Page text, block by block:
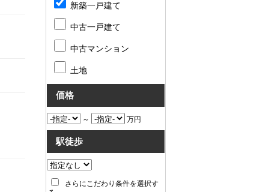
新築一戸建て
中古一戸建て
中古マンション
土地
価格
～ 万円
駅徒歩
さらにこだわり条件を選択す